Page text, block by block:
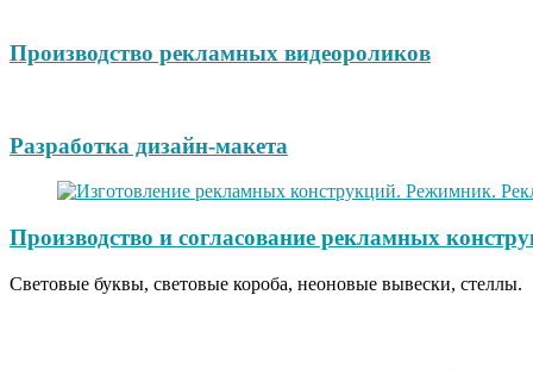
Производство рекламных видеороликов
Разработка дизайн-макета
Производство и согласование рекламных
Световые буквы, световые короба, неоновые вывески, стеллы.